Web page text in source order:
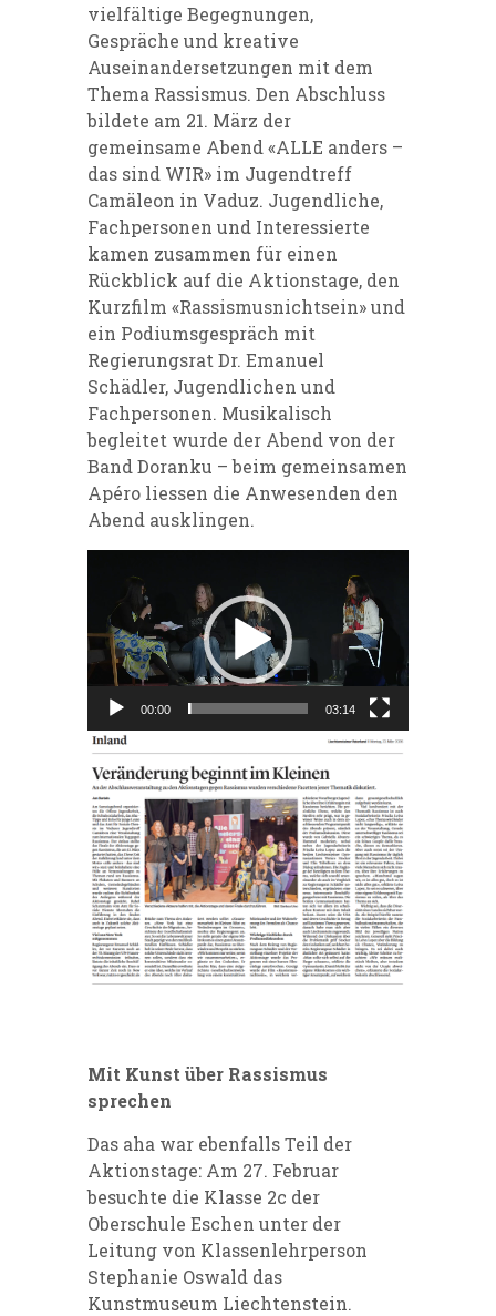
vielfältige Begegnungen,
Gespräche und kreative
Auseinandersetzungen mit dem
Thema Rassismus. Den Abschluss
bildete am 21. März der
gemeinsame Abend «ALLE anders –
das sind WIR» im Jugendtreff
Camäleon in Vaduz. Jugendliche,
Fachpersonen und Interessierte
kamen zusammen für einen
Rückblick auf die Aktionstage, den
Kurzfilm «Rassismusnichtsein» und
ein Podiumsgespräch mit
Regierungsrat Dr. Emanuel
Schädler, Jugendlichen und
Fachpersonen. Musikalisch
begleitet wurde der Abend von der
Band Doranku – beim gemeinsamen
Apéro liessen die Anwesenden den
Abend ausklingen.
Player
00:00 03:14
Mit Kunst über Rassismus
sprechen
Das aha war ebenfalls Teil der
Aktionstage: Am 27. Februar
besuchte die Klasse 2c der
Oberschule Eschen unter der
Leitung von Klassenlehrperson
Stephanie Oswald das
Kunstmuseum Liechtenstein.